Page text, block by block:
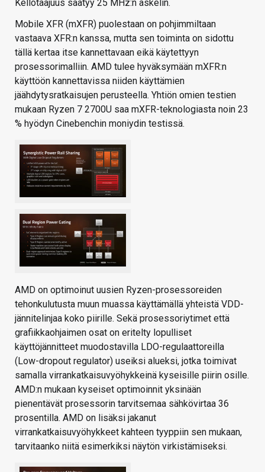
Kellotaajuus säätyy 25 MHz:n askelin.
Mobile XFR (mXFR) puolestaan on pohjimmiltaan
vastaava XFR:n kanssa, mutta sen toiminta on sidottu
tällä kertaa itse kannettavaan eikä käytettyyn
prosessorimalliin. AMD tulee hyväksymään mXFR:n
käyttöön kannettavissa niiden käyttämien
jäähdytysratkaisujen perusteella. Yhtiön omien testien
mukaan Ryzen 7 2700U saa mXFR-teknologiasta noin 23
% hyödyn Cinebenchin moniydin testissä.
AMD on optimoinut uusien Ryzen-prosessoreiden
tehonkulutusta muun muassa käyttämällä yhteistä VDD-
jännitelinjaa koko piirille. Sekä prosessoriytimet että
grafiikkaohjaimen osat on eritelty lopulliset
käyttöjännitteet muodostavilla LDO-regulaattoreilla
(Low-dropout regulator) useiksi alueksi, jotka toimivat
samalla virrankatkaisuvyöhykkeinä kyseisille piirin osille.
AMD:n mukaan kyseiset optimoinnit yksinään
pienentävät prosessorin tarvitsemaa sähkövirtaa 36
prosentilla. AMD on lisäksi jakanut
virrankatkaisuvyöhykkeet kahteen tyyppiin sen mukaan,
tarvitaanko niitä esimerkiksi näytön virkistämiseksi.